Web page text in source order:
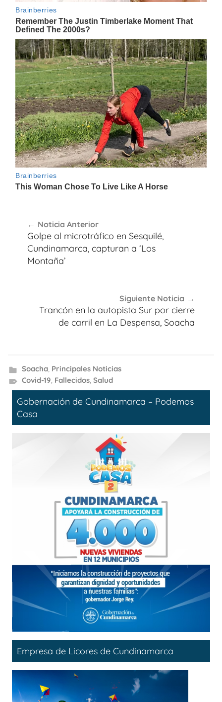
de
entradas
Noticia Anterior
Golpe al microtráfico en Sesquilé,
Cundinamarca, capturan a ‘Los
Montaña’
Siguiente Noticia
Trancón en la autopista Sur por cierre
de carril en La Despensa, Soacha
Soacha, Principales Noticias
Covid-19 Fallecidos, Salud
Gobernación de Cundinamarca – Podemos
Casa
Empresa de Licores de Cundinamarca